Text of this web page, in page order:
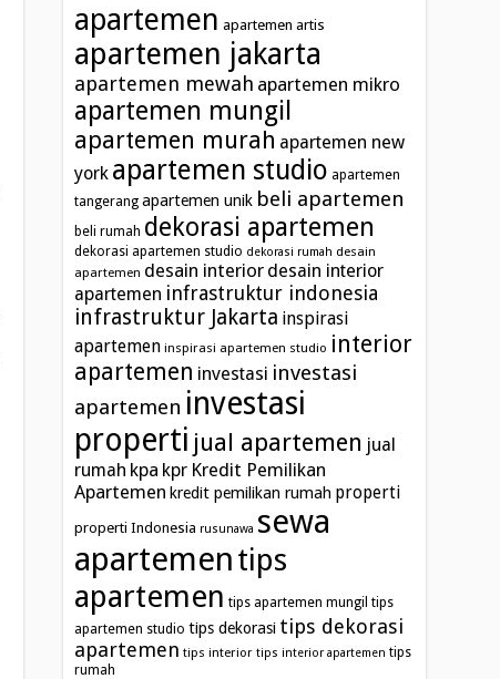
apartemen apartemen artis
apartemen jakarta
apartemen mewah apartemen mikro
apartemen mungil
apartemen murah apartemen new
york apartemen studio apartemen
tangerang apartemen unik beli apartemen
beli rumah dekorasi apartemen
dekorasi apartemen studio dekorasi rumah desain
apartemen desain interior desain interior
apartemen infrastruktur indonesia
infrastruktur Jakarta inspirasi
apartemen inspirasi apartemen studio interior
apartemen investasi investasi
apartemen investasi
properti jual apartemen jual
rumah kpa kpr Kredit Pemilikan
Apartemen kredit pemilikan rumah properti
properti Indonesia rusunawa sewa
apartementips
apartemen tips apartemen mungil tips
apartemen studio tips dekorasi tips dekorasi
apartemen tips interior tips interior apartemen tips
rumah